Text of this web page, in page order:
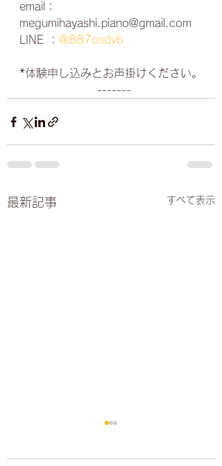
email：
megumihayashi.piano@gmail.com﻿
LINE ： @887osdvb
*体験申し込みとお声掛けください。﻿
-------
最新記事 すべて表示